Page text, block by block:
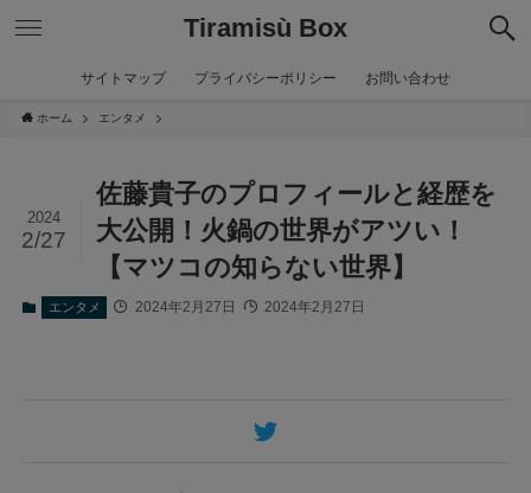
Tiramisù Box
サイトマップ プライバシーポリシー お問い合わせ
ホーム エンタメ
佐藤貴子のプロフィールと経歴を
大公開！火鍋の世界がアツい！
【マツコの知らない世界】
2024
2/27
エンタメ 2024年2月27日 2024年2月27日